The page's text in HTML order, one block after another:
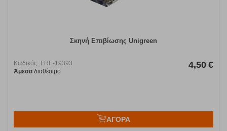
Σκηνή Επιβίωσης Unigreen
Κωδικός: FRE-19393
Άμεσα διαθέσιμο
4,50 €
ΑΓΟΡΑ